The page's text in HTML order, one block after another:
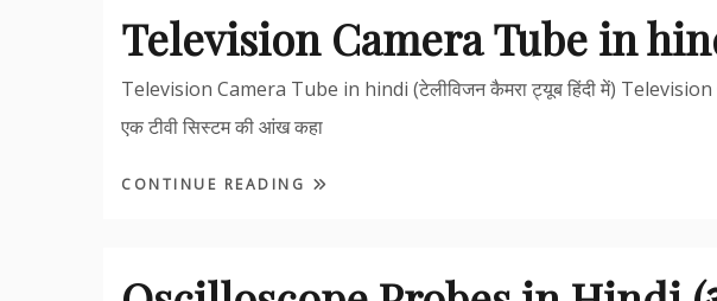
Television Camera Tube in
Television Camera Tube in hindi (टेलीविजन कैमरा ट्यूब हिंदी में)
एक टीवी सिस्टम की आंख कहा
CONTINUE READING